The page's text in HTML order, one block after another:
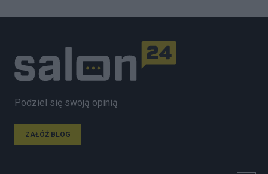
Podziel się swoją opinią
ZAŁÓŻ BLOG